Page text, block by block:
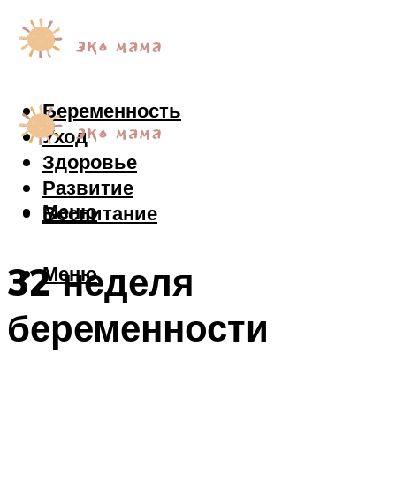
Беременность
Уход
Здоровье
Развитие
Воспитание
Меню
Меню
32 неделя
беременности